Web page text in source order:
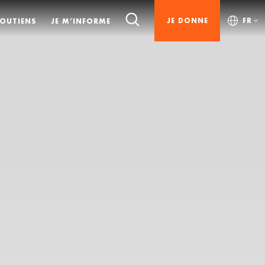
JE M’INFORME JE DONNE FR